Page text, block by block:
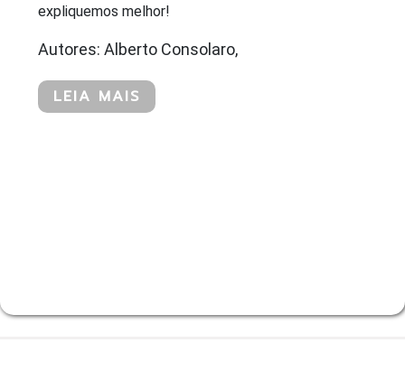
expliquemos melhor!
Autores: Alberto Consolaro,
LEIA MAIS